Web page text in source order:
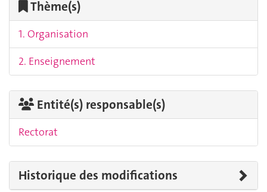
Thème(s)
1. Organisation
2. Enseignement
Entité(s) responsable(s)
Rectorat
Historique des modifications